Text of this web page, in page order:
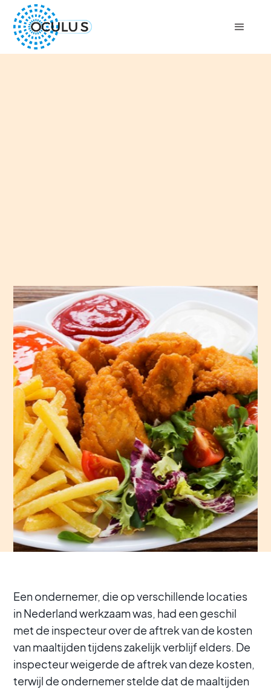
Een ondernemer, die op verschillende locaties
in Nederland werkzaam was, had een geschil
met de inspecteur over de aftrek van de kosten
van maaltijden tijdens zakelijk verblijf elders. De
inspecteur weigerde de aftrek van deze kosten,
terwijl de ondernemer stelde dat de maaltijden